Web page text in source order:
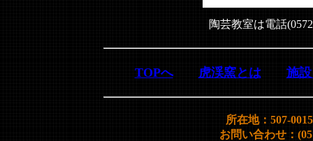
陶芸教室は電話
TOPへ 虎渓窯とは 施
所在地：507-
お問い合わせ：